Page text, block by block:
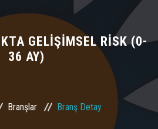
GELİŞİMSEL RİSK (0-
36 AY)
Branşlar Branş Detay